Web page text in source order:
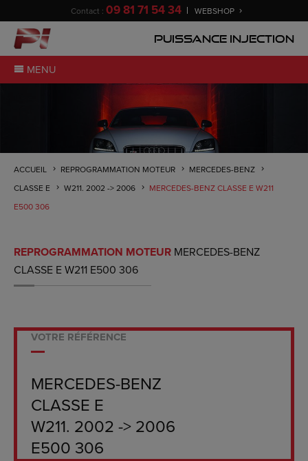
Contact : 09 81 71 54 34 WEBSHOP
Puissance Injection
MENU
ACCUEIL REPROGRAMMATION MOTEUR
MERCEDES-BENZ
CLASSE E
W211. 2002 -> 2006
MERCEDES-BENZ CLASSE E W211
E500 306
REPROGRAMMATION MOTEUR MERCEDES-BENZ
CLASSE E W211 E500 306
VOTRE RÉFÉRENCE
MERCEDES-BENZ
CLASSE E
W211. 2002 -> 2006
E500 306